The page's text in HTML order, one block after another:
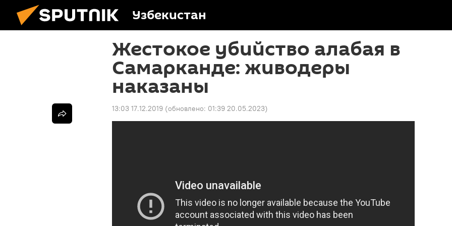
Узбекистан
Жестокое убийство алабая в
Самарканде: живодеры
наказаны
13:03 17.12.2019 (обновлено: 01:39 20.05.2023)